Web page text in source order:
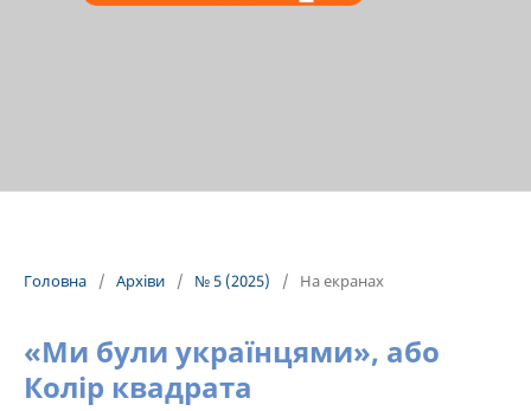
Головна / Архіви / № 5 (2025) / На екранах
«Ми були українцями», або
Колір квадрата